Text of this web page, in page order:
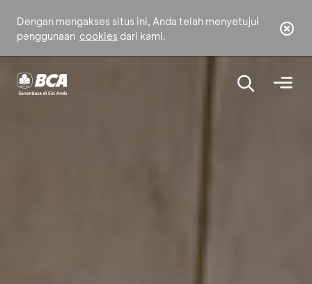
Dengan mengakses situs ini, Anda telah menyetujui
penggunaan cookies dari kami.